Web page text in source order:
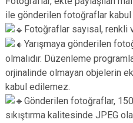
ile gönderilen fotoğraflar
Fotoğraflar sayısal, renkli
Yarışmaya gönderilen
olmalıdır. Düzenleme
orjinalinde olmayan objelerin
kabul edilemez.
Gönderilen fotoğraflar,
sıkıştırma kalitesinde JPEG